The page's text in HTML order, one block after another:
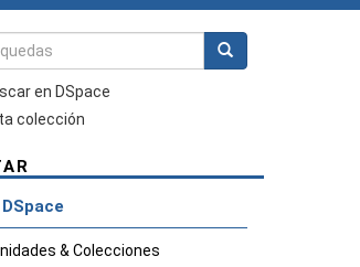
en DSpace
colección
& Colecciones